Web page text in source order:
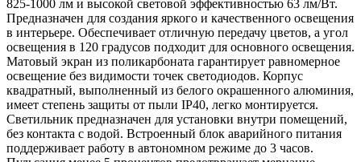
825-1000 лм и высокой световой эффективностью 63 лм/Вт.
Предназначен для создания яркого и качественного освещения
в интерьере. Обеспечивает отличную передачу цветов, а угол
освещения в 120 градусов подходит для основного освещения.
Матовый экран из поликарбоната гарантирует равномерное
освещение без видимости точек светодиодов. Корпус
квадратный, выполненный из белого окрашенного алюминия,
имеет степень защиты от пыли IP40, легко монтируется.
Светильник предназначен для установки внутри помещений,
без контакта с водой. Встроенный блок аварийного питания
поддерживает работу в автономном режиме до 3 часов.